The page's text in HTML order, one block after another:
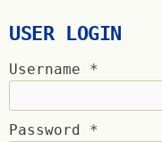
USER LOGIN
Username *
Password *